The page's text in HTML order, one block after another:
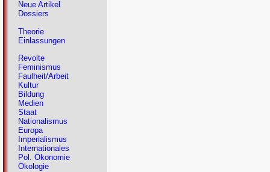
Neue Artikel
Dossiers
Theorie
Einlassungen
Revolte
Feminismus
Faulheit/Arbeit
Kultur
Bildung
Medien
Staat
Nationalismus
Europa
Imperialismus
Internationales
Pol. Ökonomie
Ökologie